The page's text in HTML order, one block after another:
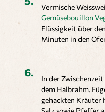
Vermische
Gemüsebouillon
Flüssigkeit über
Minuten in den
In der
dem Halbrahm.
gehackten Kräuter